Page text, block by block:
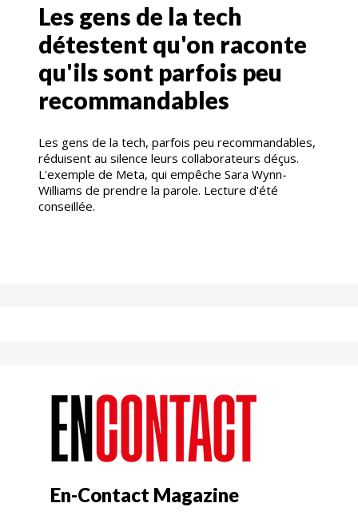
Les gens de la tech
détestent qu'on raconte
qu'ils sont parfois peu
recommandables
Les gens de la tech, parfois peu recommandables,
réduisent au silence leurs collaborateurs déçus.
L'exemple de Meta, qui empêche Sara Wynn-
Williams de prendre la parole. Lecture d'été
conseillée.
En-Contact Magazine